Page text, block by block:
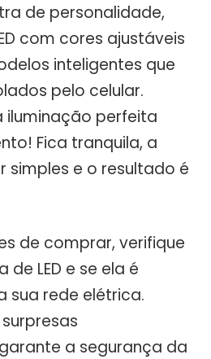
de personalidade,
com cores ajustáveis
inteligentes que
pelo celular.
iluminação perfeita
Fica tranquila, a
simples e o resultado é
de comprar, verifique
LED e se ela é
sua rede elétrica.
a segurança da